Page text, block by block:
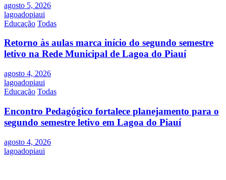
agosto 5, 2026
lagoadopiaui
Educação Todas
Retorno às aulas marca início do segundo semestre
letivo na Rede Municipal de Lagoa do Piauí
agosto 4, 2026
lagoadopiaui
Educação Todas
Encontro Pedagógico fortalece planejamento para o
segundo semestre letivo em Lagoa do Piauí
agosto 4, 2026
lagoadopiaui